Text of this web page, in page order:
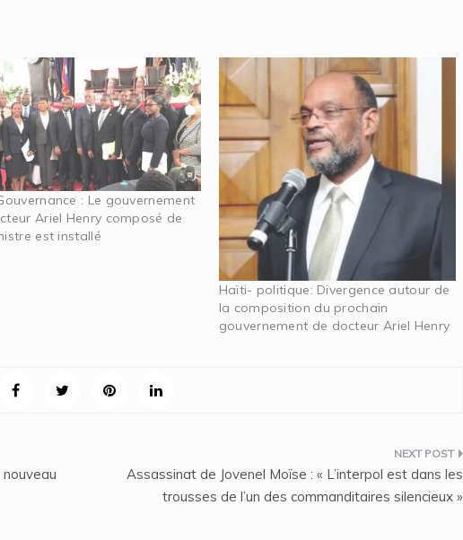
: Le gouvernement
Ariel Henry composé de
est installé
Haïti- politique: Divergence autour de
la composition du prochain
gouvernement de docteur Ariel Henry
Assassinat de Jovenel Moïse : « L’interpol est dans les
trousses de l’un des commanditaires silencieux »